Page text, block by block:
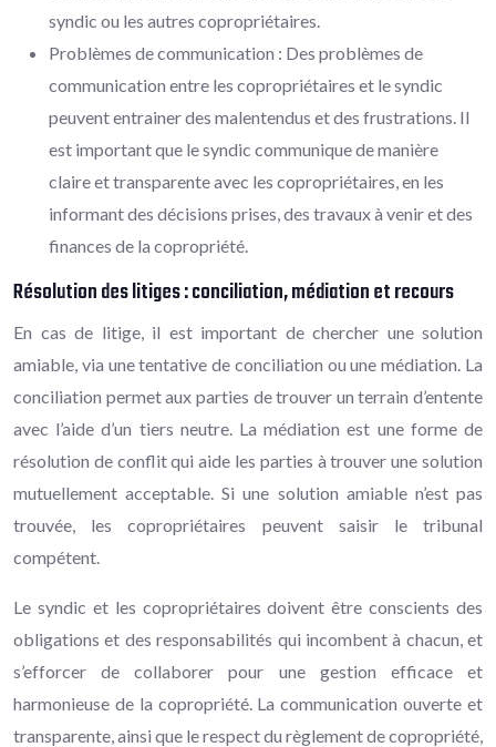
syndic ou les autres copropriétaires.
Problèmes de communication : Des problèmes de
communication entre les copropriétaires et le syndic
peuvent entrainer des malentendus et des frustrations. Il
est important que le syndic communique de manière
claire et transparente avec les copropriétaires, en les
informant des décisions prises, des travaux à venir et des
finances de la copropriété.
Résolution des litiges : conciliation, médiation et recours
En cas de litige, il est important de chercher une solution
amiable, via une tentative de conciliation ou une médiation. La
conciliation permet aux parties de trouver un terrain d’entente
avec l’aide d’un tiers neutre. La médiation est une forme de
résolution de conflit qui aide les parties à trouver une solution
mutuellement acceptable. Si une solution amiable n’est pas
trouvée, les copropriétaires peuvent saisir le tribunal
compétent.
Le syndic et les copropriétaires doivent être conscients des
obligations et des responsabilités qui incombent à chacun, et
s’efforcer de collaborer pour une gestion efficace et
harmonieuse de la copropriété. La communication ouverte et
transparente, ainsi que le respect du règlement de copropriété,